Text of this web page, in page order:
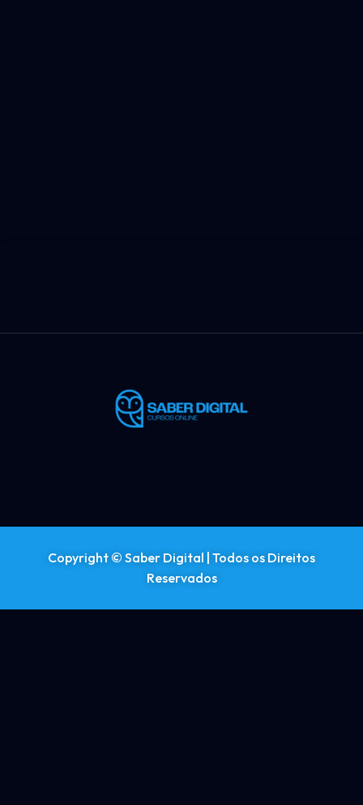
Copyright © Saber Digital | Todos os Direitos
Reservados